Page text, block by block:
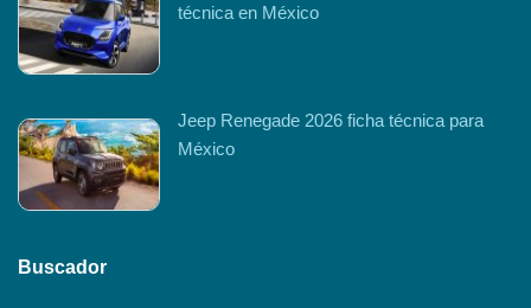
técnica en México
Jeep Renegade 2026 ficha técnica para
México
Buscador